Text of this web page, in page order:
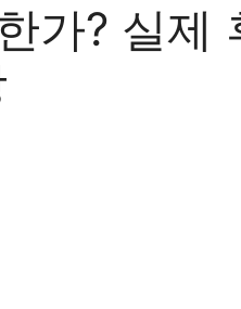
가? 실제